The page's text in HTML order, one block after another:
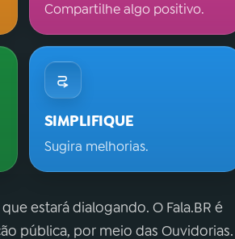
Compartilhe algo positivo.
SIMPLIFIQUE
Sugira melhorias.
estará dialogando. O Fala.BR é
pública, por meio das Ouvidorias.